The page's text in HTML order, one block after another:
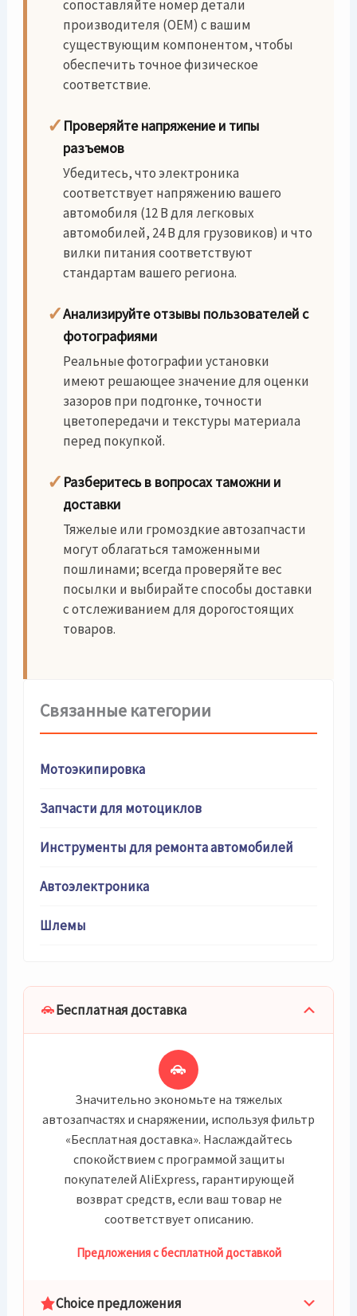
сопоставляйте номер детали
производителя (OEM) с вашим
существующим компонентом, чтобы
обеспечить точное физическое
соответствие.
✓ Проверяйте напряжение и типы
разъемов
Убедитесь, что электроника
соответствует напряжению вашего
автомобиля (12 В для легковых
автомобилей, 24 В для грузовиков) и что
вилки питания соответствуют
стандартам вашего региона.
✓Анализируйте отзывы пользователей с
фотографиями
Реальные фотографии установки
имеют решающее значение для оценки
зазоров при подгонке, точности
цветопередачи и текстуры материала
перед покупкой.
✓ Разберитесь в вопросах таможни и
доставки
Тяжелые или громоздкие автозапчасти
могут облагаться таможенными
пошлинами; всегда проверяйте вес
посылки и выбирайте способы доставки
с отслеживанием для дорогостоящих
товаров.
Связанные категории
Мотоэкипировка
Запчасти для мотоциклов
Инструменты для ремонта автомобилей
Автоэлектроника
Шлемы
Бесплатная доставка
Значительно экономьте на тяжелых
автозапчастях и снаряжении, используя фильтр
«Бесплатная доставка». Наслаждайтесь
спокойствием с программой защиты
покупателей AliExpress, гарантирующей
возврат средств, если ваш товар не
соответствует описанию.
Предложения с бесплатной доставкой
Choice предложения